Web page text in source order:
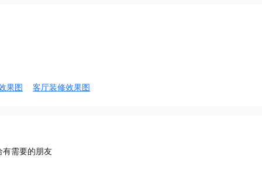
果图 客厅装修效果图
有需要的朋友